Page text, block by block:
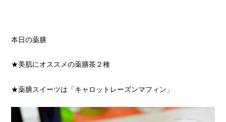
本日の薬膳
★美肌にオススメの薬膳茶２種
★薬膳スイーツは「キャロットレーズンマフィン」